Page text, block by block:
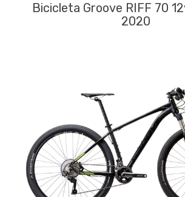
Bicicleta Groove RIFF 70
2020